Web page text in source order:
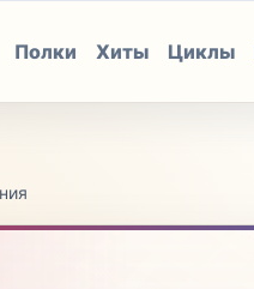
Полки Хиты Циклы